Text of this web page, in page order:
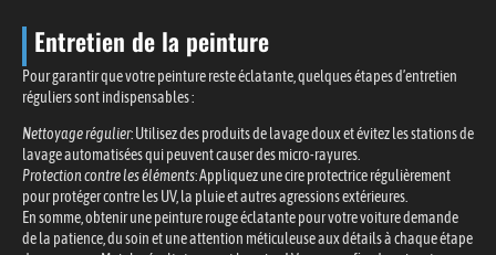
Entretien de la peinture
Pour garantir que votre peinture reste éclatante, quelques étapes d’entretien
réguliers sont indispensables :
Nettoyage régulier: Utilisez des produits de lavage doux et évitez les stations de
lavage automatisées qui peuvent causer des micro-rayures.
Protection contre les éléments: Appliquez une cire protectrice régulièrement
pour protéger contre les UV, la pluie et autres agressions extérieures.
En somme, obtenir une peinture rouge éclatante pour votre voiture demande
de la patience, du soin et une attention méticuleuse aux détails à chaque étape